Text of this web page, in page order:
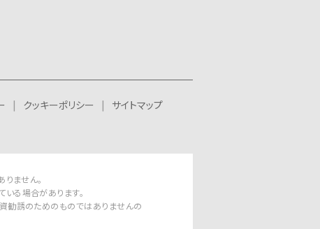
クッキーポリシー
サイトマップ
ません。
る場合があります。
勧誘のためのものではありませんの